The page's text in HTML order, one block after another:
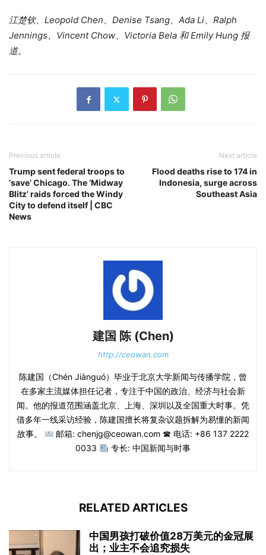
江楚钦、Leopold Chen、Denise Tsang、Ada Li、Ralph
Jennings、Vincent Chow、Victoria Bela 和 Emily Hung 报
道。
Previous article
Trump sent federal troops to
‘save’ Chicago. The ‘Midway
Blitz’ raids forced the Windy
City to defend itself | CBC
News
Next article
Flood deaths rise to 174 in
Indonesia, surge across
Southeast Asia
建国 陈 (Chen)
http://ceowan.com
陈建国（Chén Jiànguó）毕业于北京大学新闻与传播学院，曾
在多家主流媒体担任记者，专注于中国的政治、经济与社会新
闻。他的报道范围涵盖北京、上海、深圳以及全国重大时事。凭
借多年一线采访经验，陈建国擅长将复杂议题拆解为易懂的新闻
故事。
邮箱: chenjg@ceowan.com ☎ 电话: +86 137 2222
0033
专长: 中国新闻与时事
RELATED ARTICLES
中国男孩打破价值28万美元的金冠展
出；业主不会追究损失